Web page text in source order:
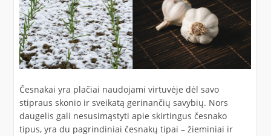
Česnakai yra plačiai naudojami virtuvėje dėl savo
stipraus skonio ir sveikatą gerinančių savybių. Nors
daugelis gali nesusimąstyti apie skirtingus česnako
tipus, yra du pagrindiniai česnakų tipai – žieminiai ir